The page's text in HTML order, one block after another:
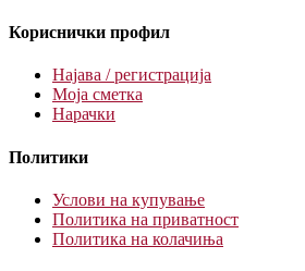
Кориснички профил
Најава / регистрација
Моја сметка
Нарачки
Политики
Услови на купување
Политика на приватност
Политика на колачиња